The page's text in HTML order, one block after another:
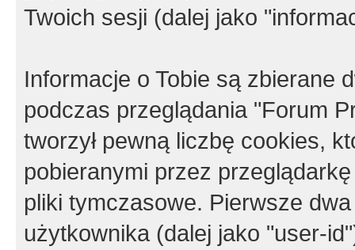
Twoich sesji (dalej jako
Informacje o Tobie są zbierane
podczas przeglądania "Forum
tworzył pewną liczbę cookies,
pobieranymi przez
pliki tymczasowe. Pierwsze
użytkownika (dalej jako "user-